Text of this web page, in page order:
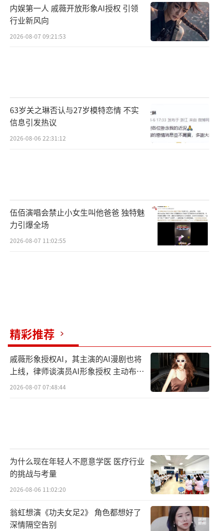
内娱第一人 戚薇开放形象AI授权 引领
行业新风向
2026-08-07 09:21:53
63岁关之琳否认与27岁模特恋情 不实
信息引发热议
2026-08-06 22:31:12
伍佰演唱会禁止小女生叫他爸爸 独特魅
力引爆全场
2026-08-07 11:02:55
精彩推荐
戚薇形象授权AI，其主演的AI漫剧也将
上线，律师谈演员AI形象授权 主动布局
数字资产
2026-08-07 07:48:44
为什么现在年轻人不愿意学医 医疗行业
的挑战与考量
2026-08-06 11:02:20
翁虹想演《功夫女足2》 角色都想好了
深情隔空告别